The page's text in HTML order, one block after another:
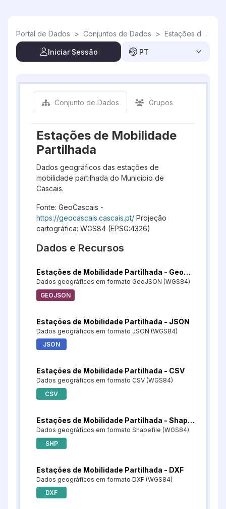
Portal de Dados > Conjuntos de Dados > Estações de Mobilidade Partilhada
Iniciar Sessão PT
Conjunto de Dados Grupos
Estações de Mobilidade
Partilhada
Dados geográficos das estações de
mobilidade partilhada do Município de
Cascais.
Fonte: GeoCascais -
https://geocascais.cascais.pt/ Projeção
cartográfica: WGS84 (EPSG:4326)
Dados e Recursos
Estações de Mobilidade Partilhada - GeoJSON
Dados geográficos em formato GeoJSON (WGS84)
GEOJSON
Estações de Mobilidade Partilhada - JSON
Dados geográficos em formato JSON (WGS84)
JSON
Estações de Mobilidade Partilhada - CSV
Dados geográficos em formato CSV (WGS84)
CSV
Estações de Mobilidade Partilhada - Shapefile
Dados geográficos em formato Shapefile (WGS84)
SHP
Estações de Mobilidade Partilhada - DXF
Dados geográficos em formato DXF (WGS84)
DXF